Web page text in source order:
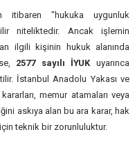
itibaren "hukuka uygunluk
niteliktedir. Ancak işlemin
ilgili kişinin hukuk alanında
2577 sayılı İYUKuyarınca
İstanbul Anadolu Yakası ve
memur atamaları veya
askıya alan bu ara karar, hak
teknik bir zorunluluktur.